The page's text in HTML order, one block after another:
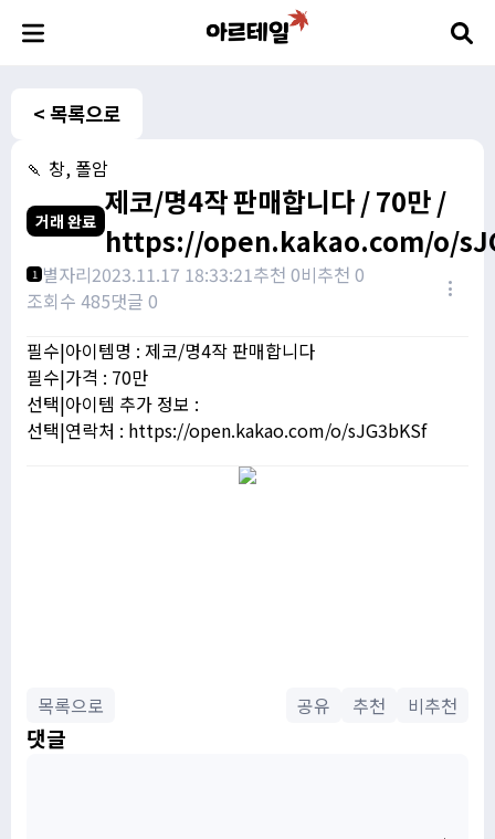
< 목록으로
🍡 창, 폴암
거래 완료
제코/명4작 판매합니다 / 70만 /
https://open.kakao.com/o/
1 별자리2023.11.17 18:33:21추천 0비추천 0
조회수 485댓글 0
필수|아이템명 : 제코/명4작 판매합니다
필수|가격 : 70만
선택|아이템 추가 정보 :
선택|연락처 : https://open.kakao.com/o/sJG3bKSf
목록으로 공유 추천 비추천
댓글